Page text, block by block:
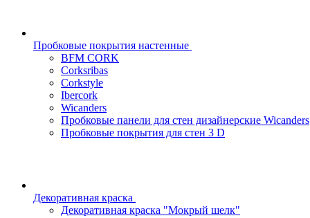
Пробковые покрытия настенные
BFM CORK
Corksribas
Corkstyle
Ibercork
Wicanders
Пробковые панели для стен дизайнерские Wicanders
Пробковые покрытия для стен 3 D
Декоративная краска
Декоративная краска "Мокрый шелк"